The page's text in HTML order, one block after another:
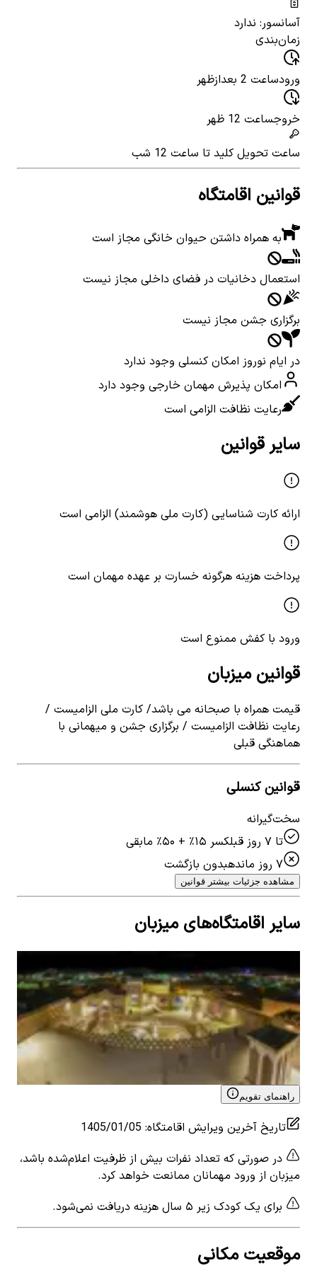
آسانسور: ندارد
زمان‌بندی
ورودساعت 2 بعدازظهر
خروجساعت 12 ظهر
ساعت تحویل کلید تا ساعت 12 شب
قوانین اقامتگاه
به همراه داشتن حیوان خانگی مجاز است
استعمال دخانیات در فضای داخلی مجاز نیست
برگزاری جشن مجاز نیست
در ایام نوروز امکان کنسلی وجود ندارد
امکان پذیرش مهمان خارجی وجود دارد
رعایت نظافت الزامی است
سایر قوانین
ارائه کارت شناسایی (کارت ملی هوشمند) الزامی است
پرداخت هزینه هرگونه خسارت بر عهده مهمان است
ورود با کفش ممنوع است
قوانین میزبان
قیمت همراه با صبحانه می باشد/ کارت ملی الزامیست /
رعایت نظافت الزامیست / برگزاری جشن و میهمانی با
هماهنگی قبلی
قوانین کنسلی
سخت‌گیرانه
تا ۷ روز قبل
کسر ۱۵٪ + ۵۰٪ مابقی
۷ روز مانده
بدون بازگشت
مشاهده جزئیات بیشتر قوانین
سایر اقامتگاه‌های میزبان
اجاره مجموعه بومگردی در خوروبیابانک اصفهان _
اتاق10
0 اتاق خواب4 نفر 5
۲٬۳۵۳٬۰۰۰تومان
View details for
اجاره مجموعه بومگردی در خوروبیابانک
اصفهان _ اتاق10
راهنمای تقویم
تاریخ آخرین ویرایش اقامتگاه:
1405/01/05
در صورتی که تعداد نفرات بیش از ظرفیت اعلام‌شده باشد،
میزبان از ورود مهمانان ممانعت خواهد کرد.
برای یک کودک زیر ۵ سال هزینه دریافت نمی‌شود.
موقعیت مکانی